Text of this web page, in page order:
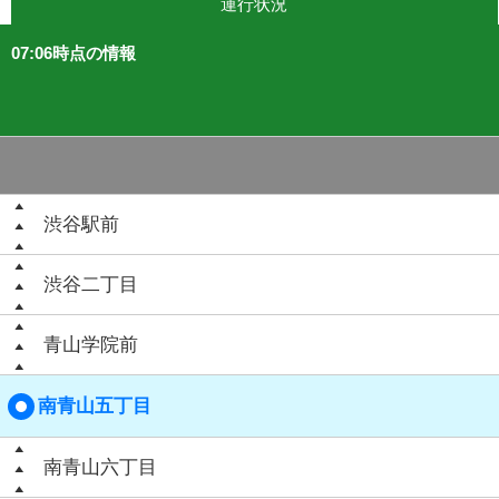
運行状況
07:06時点の情報
渋谷駅前
渋谷二丁目
青山学院前
南青山五丁目
南青山六丁目